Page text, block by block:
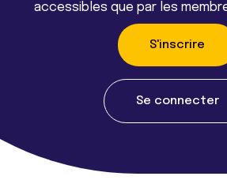
accessibles que par les
S'inscrire
Se connecter